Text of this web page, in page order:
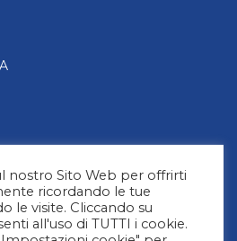
nostro Sito Web per offrirti
ricordando le tue
le visite. Cliccando su
all'uso di TUTTI i cookie.